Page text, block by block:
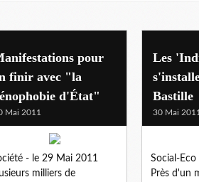
pour
finir avec "la
d'État"
Mai 2011
- le 29 Mai 2011
milliers de
Les
Bastille
30 Mai 2011
Social-
Près d'un